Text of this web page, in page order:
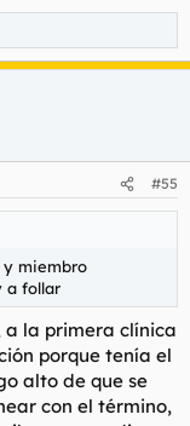
#55
y miembro
a follar
a la primera clínica
porque tenía el
alto de que se
con el término,